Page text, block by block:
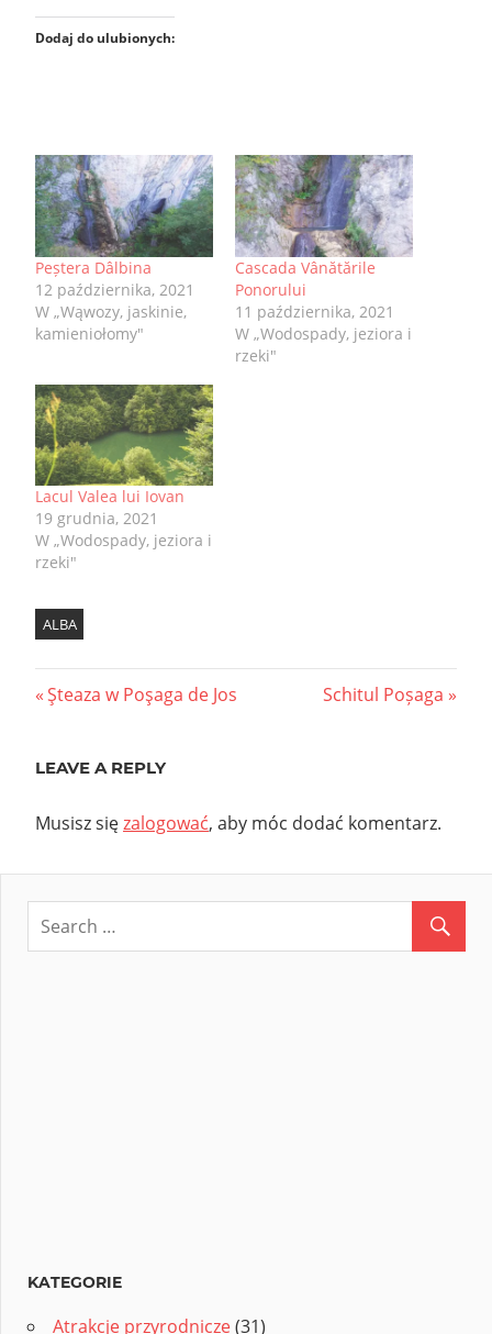
Dodaj do ulubionych:
Peștera Dâlbina
12 października, 2021
W „Wąwozy, jaskinie,
kamieniołomy"
Cascada Vânătările
Ponorului
11 października, 2021
W „Wodospady, jeziora i
rzeki"
Lacul Valea lui Iovan
19 grudnia, 2021
W „Wodospady, jeziora i
rzeki"
ALBA
Nawigacja
Previous
Şteaza w Poşaga de Jos
Next
Schitul Poșaga
LEAVE A REPLY
Musisz sięzalogować, aby móc dodać komentarz.
KATEGORIE
Atrakcje przyrodnicze(31)